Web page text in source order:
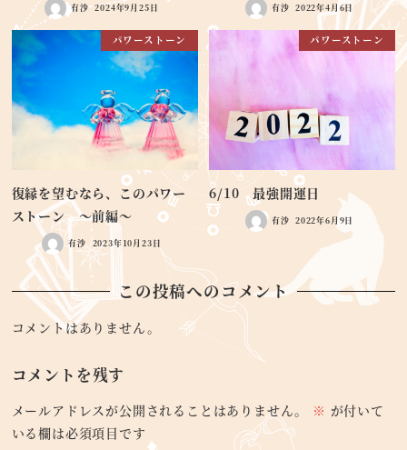
有沙 2024年9月25日 有沙 2022年4月6日
パワーストーン
復縁を望むなら、このパワー
ストーン ～前編～
有沙 2023年10月23日
パワーストーン
6/10 最強開運日
有沙 2022年6月9日
この投稿へのコメント
コメントはありません。
コメントを残す
メールアドレスが公開されることはありません。 ※ が付いて
いる欄は必須項目です